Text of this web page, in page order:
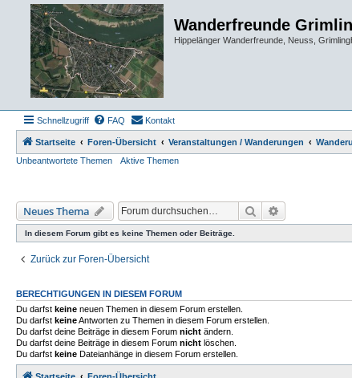
Wanderfreunde
Hippelänger Wanderfreunde, Neuss,
Schnellzugriff FAQ Kontakt
Startseite Foren-Übersicht Veranstaltungen / Wanderungen
Unbeantwortete Themen
Aktive Themen
Neues Thema Suche
In diesem Forum gibt es keine Themen oder Beiträge.
Zurück zur Foren-Übersicht
BERECHTIGUNGEN IN DIESEM FORUM
Du darfst keine neuen Themen in diesem Forum erstellen.
Du darfst keineAntworten zu Themen in diesem Forum erstellen.
Du darfst deine Beiträge in diesem Forum nicht ändern.
Du darfst deine Beiträge in diesem Forum nicht löschen.
Du darfst keine Dateianhänge in diesem Forum erstellen.
Startseite Foren-Übersicht